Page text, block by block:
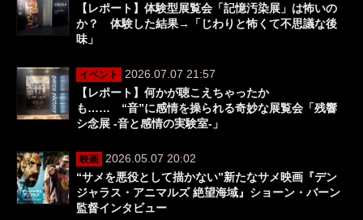
【レポート】体験型展覧会「記憶汚染展」は怖いの
か？ 体験した結果→「じわりと怖くて不思議な後
味」
イベント
2026.07.07 21:57
【レポート】何かが聴こえちゃったか
も…… “音”に感情を操られる奇妙な展覧会「残響
シ念展 -⾳と感情の実験室-」
映画
2026.05.07 20:02
“サメを悪役として描かない”新たなサメ映画『デン
ジャラス・アニマルズ 絶望海域』ショーン・バーン
監督インタビュー